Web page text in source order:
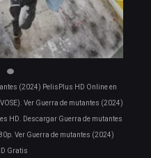
(2024) PelisPlus HD Online en
Ver Guerra de mutantes (2024)
HD. Descargar Guerra de mutantes
Ver Guerra de mutantes (2024)
Gratis